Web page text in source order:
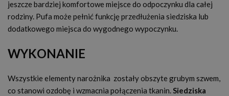
jeszcze bardziej komfortowe miejsce do odpoczynku dla całej
rodziny. Pufa może pełnić funkcję przedłużenia siedziska lub
dodatkowego miejsca do wygodnego wypoczynku.
WYKONANIE
Wszystkie elementy narożnika zostały obszyte grubym szwem,
co stanowi ozdobę i wzmacnia połączenia tkanin.Siedziska